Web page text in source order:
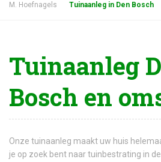
M. Hoefnagels Tuinaanleg in Den Bosch
Tuinaanleg
Bosch en
Onze tuinaanleg maakt uw huis
je op zoek bent naar tuinbestrating in